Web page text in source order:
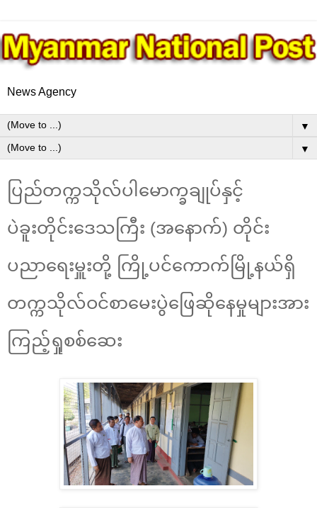
News Agency
▼
▼
ပြည်တက္ကသိုလ်ပါမောက္ခချုပ်နှင့်
ပဲခူးတိုင်းဒေသကြီး (အနောက်) တိုင်း
ပညာရေးမှူးတို့ ကြို့ပင်ကောက်မြို့နယ်ရှိ
တက္ကသိုလ်ဝင်စာမေးပွဲဖြေဆိုနေမှုများအား
ကြည့်ရှုစစ်ဆေး